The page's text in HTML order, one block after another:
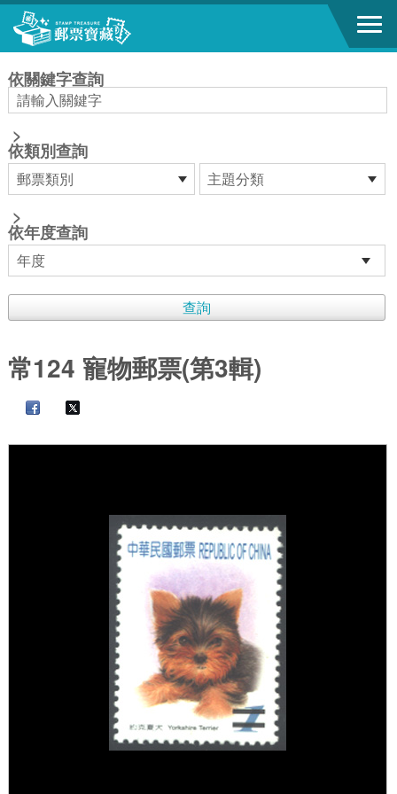
跳到主要內容區塊
依關鍵字查詢
>
依類別查詢
>
依年度查詢
常124 寵物郵票(第3輯)